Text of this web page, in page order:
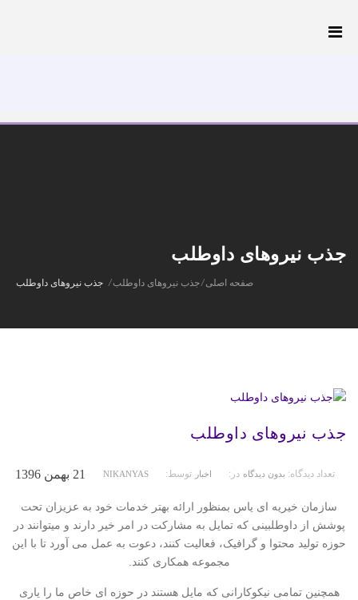
جذب نیروهای داوطلب
صفحه اصلی /جذب نیروهای داوطلب / جذب نیروهای داوطلب
جذب نیروهای داوطلب
21 بهمن 1396 توسط: NIKANYAS در: اخبار تعداد دیدگاه: بدون دیدگاه
سازمان خیریه ای یاس بمنظور ارائه بهتر خدمات خود به عزیزان تحت
پوشش از داوطلبینی که تمایل به مشارکت در امر خیر دارند و میتوانند در
حوزه تولید محتوا و گرافیک، فعالیت کنند، دعوت به عمل می آورد تا با این
مجموعه همکاری کنند.
همچنین تمامی نیکوکارانی که مایل هستند در حوزه ای خاص ما را یاری